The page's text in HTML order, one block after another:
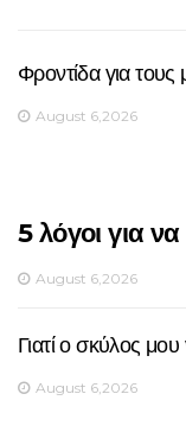
Φροντίδα για
August 6,2026
5 λόγοι για να
August 6,2026
Γιατί ο σκύλος
August 6,2026